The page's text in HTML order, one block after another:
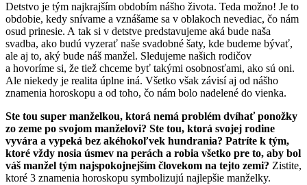
Detstvo je tým najkrajším obdobím nášho života. Teda možno! Je to
obdobie, kedy snívame a vznášame sa v oblakoch nevediac, čo nám
osud prinesie. A tak si v detstve predstavujeme aká bude naša
svadba, ako budú vyzerať naše svadobné šaty, kde budeme bývať,
ale aj to, aký bude náš manžel. Sledujeme našich rodičov
a hovoríme si, že tiež chceme byť takými osobnosťami, ako sú oni.
Ale niekedy je realita úplne iná. Všetko však závisí aj od nášho
znamenia horoskopu a od toho, čo nám bolo nadelené do vienka.
Ste tou super manželkou, ktorá nemá problém dvíhať ponožky
zo zeme po svojom manželovi? Ste tou, ktorá svojej rodine
vyvára a vypeká bez akéhokoľvek hundrania? Patríte k tým,
ktoré vždy nosia úsmev na perách a robia všetko pre to, aby bol
váš manžel tým najspokojnejším človekom na tejto zemi? Zistite,
ktoré 3 znamenia horoskopu symbolizujú najlepšie manželky.